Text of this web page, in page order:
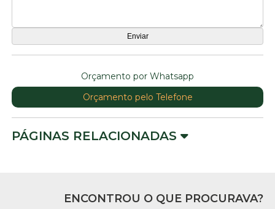
Orçamento por Whatsapp
Orçamento pelo Telefone
PÁGINAS RELACIONADAS
ENCONTROU O QUE PROCURAVA?